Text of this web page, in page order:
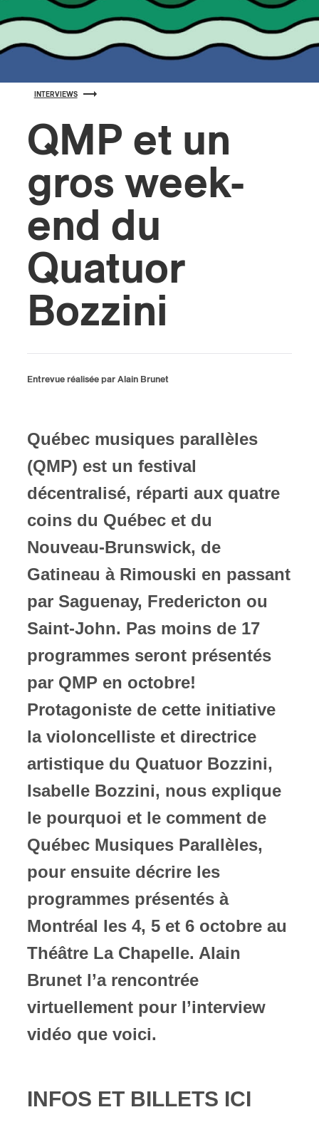
INTERVIEWS
QMP et un
gros week-
end du
Quatuor
Bozzini
Entrevue réalisée par Alain Brunet
Québec musiques parallèles
(QMP) est un festival
décentralisé, réparti aux quatre
coins du Québec et du
Nouveau-Brunswick, de
Gatineau à Rimouski en passant
par Saguenay, Fredericton ou
Saint-John. Pas moins de 17
programmes seront présentés
par QMP en octobre!
Protagoniste de cette initiative
la violoncelliste et directrice
artistique du Quatuor Bozzini,
Isabelle Bozzini, nous explique
le pourquoi et le comment de
Québec Musiques Parallèles,
pour ensuite décrire les
programmes présentés à
Montréal les 4, 5 et 6 octobre au
Théâtre La Chapelle. Alain
Brunet l’a rencontrée
virtuellement pour l’interview
vidéo que voici.
INFOS ET BILLETS ICI